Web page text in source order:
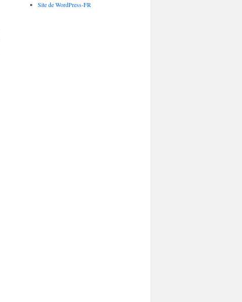
Site de WordPress-FR